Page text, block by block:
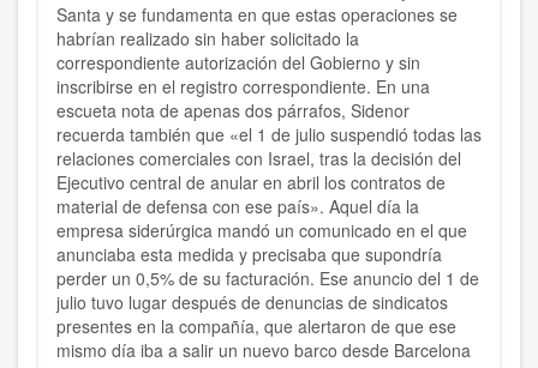
Santa y se fundamenta en que estas operaciones se
habrían realizado sin haber solicitado la
correspondiente autorización del Gobierno y sin
inscribirse en el registro correspondiente. En una
escueta nota de apenas dos párrafos, Sidenor
recuerda también que «el 1 de julio suspendió todas las
relaciones comerciales con Israel, tras la decisión del
Ejecutivo central de anular en abril los contratos de
material de defensa con ese país». Aquel día la
empresa siderúrgica mandó un comunicado en el que
anunciaba esta medida y precisaba que supondría
perder un 0,5% de su facturación. Ese anuncio del 1 de
julio tuvo lugar después de denuncias de sindicatos
presentes en la compañía, que alertaron de que ese
mismo día iba a salir un nuevo barco desde Barcelona